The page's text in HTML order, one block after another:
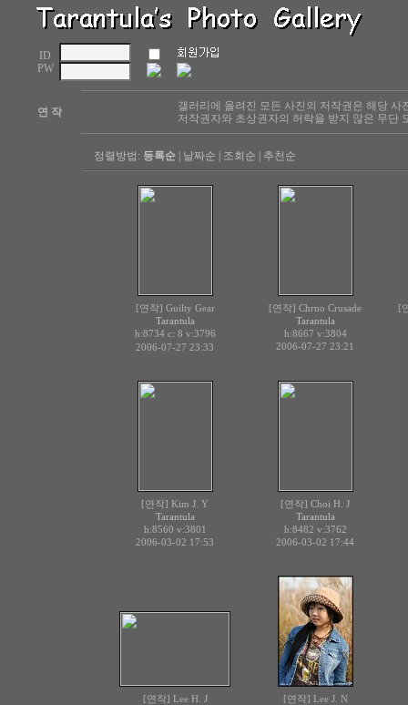
ID
PW
연 작
갤러리에 올려진 모든 사진의 저작권은 해당
저작권자와 초상권자의 허락을 받지 않은 무단
정렬방법: 등록순 날짜순 조회순 추천순
[연작] Guilty Gear
Tarantula
h:8734 c: 8 v:3796
2006-07-27 23:33
[연작] Chrno Crusade
Tarantula
h:8667 v:3804
2006-07-27 23:21
[
[연작] Kim J. Y
Tarantula
h:8560 v:3801
2006-03-02 17:53
[연작] Choi H. J
Tarantula
h:8482 v:3762
2006-03-02 17:44
[연작] Lee H. J
[연작] Lee J. N